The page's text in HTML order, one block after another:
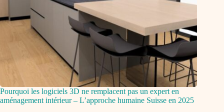
Pourquoi les logiciels 3D ne remplacent pas un expert en
aménagement intérieur – L’approche humaine Suisse en 2025